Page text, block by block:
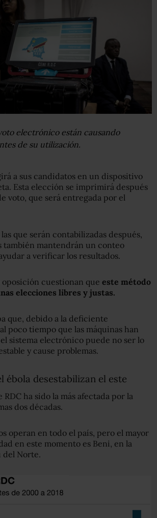
electrónico están causando
de su utilización.
a sus candidatos en un dispositivo
Esta elección se imprimirá después
voto, que será entregada por el
que serán contabilizadas después,
también mantendrán un conteo
a verificar los resultados.
oposición cuestionan que este método
elecciones libres y justas.
que, debido a la deficiente
poco tiempo que las máquinas han
sistema electrónico puede no ser lo
y cause problemas.
ébola desestabilizan el este
ha sido la más afectada por la
dos décadas.
operan en todo el país, pero el mayor
en este momento es Beni, en la
del Norte.